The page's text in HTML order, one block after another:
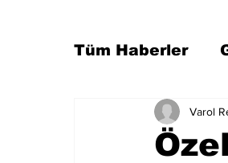
Tüm Haberler
Son DakikaVarol